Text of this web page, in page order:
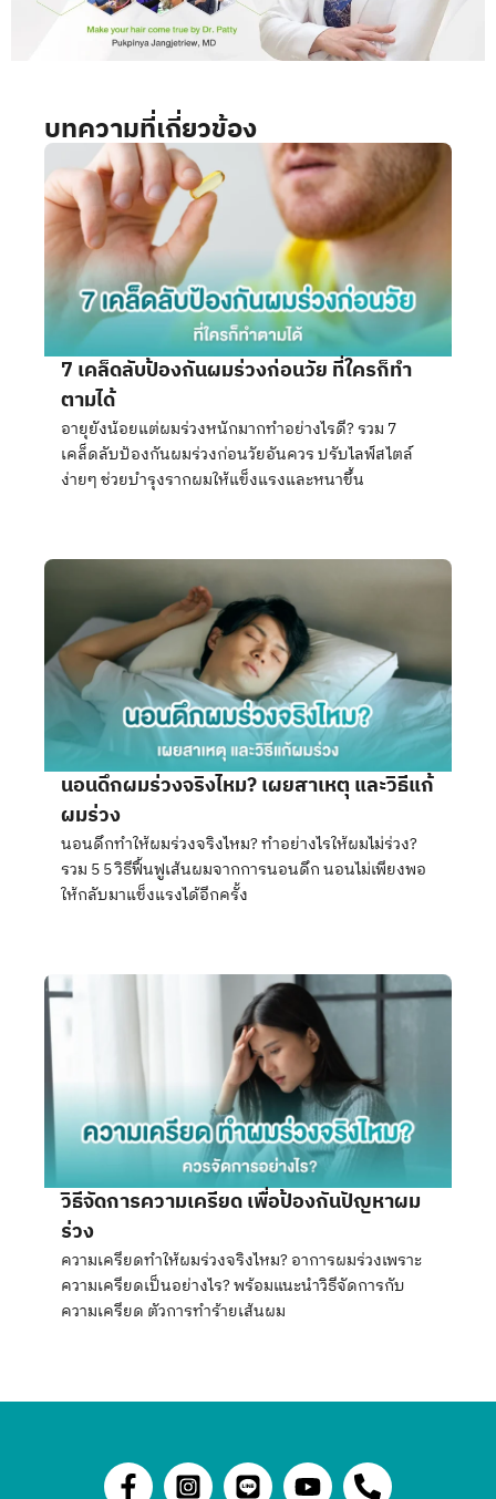
บทความที่เกี่ยวข้อง
7 เคล็ดลับป้องกันผมร่วงก่อนวัย ที่ใครก็ทำ
ตามได้
อายุยังน้อยแต่ผมร่วงหนักมากทำอย่างไรดี? รวม 7
เคล็ดลับป้องกันผมร่วงก่อนวัยอันควร ปรับไลฟ์สไตล์
ง่ายๆ ช่วยบำรุงรากผมให้แข็งแรงและหนาขึ้น
นอนดึกผมร่วงจริงไหม? เผยสาเหตุ และวิธีแก้
ผมร่วง
นอนดึกทำให้ผมร่วงจริงไหม? ทำอย่างไรให้ผมไม่ร่วง?
รวม 5 5 วิธีฟื้นฟูเส้นผมจากการนอนดึก นอนไม่เพียงพอ
ให้กลับมาแข็งแรงได้อีกครั้ง
วิธีจัดการความเครียด เพื่อป้องกันปัญหาผม
ร่วง
ความเครียดทำให้ผมร่วงจริงไหม? อาการผมร่วงเพราะ
ความเครียดเป็นอย่างไร? พร้อมแนะนำวิธีจัดการกับ
ความเครียด ตัวการทำร้ายเส้นผม